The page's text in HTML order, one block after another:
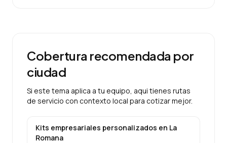
Cobertura recomendada por
ciudad
Si este tema aplica a tu equipo, aqui tienes rutas
de servicio con contexto local para cotizar mejor.
Kits empresariales personalizados en La
Romana